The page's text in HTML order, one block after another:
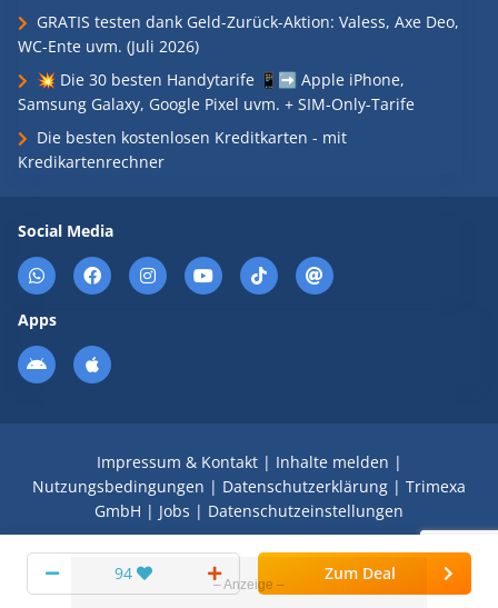
94 Zum Deal
GRATIS testen dank Geld-Zurück-Aktion: Valess, Axe Deo,
WC-Ente uvm. (Juli 2026)
💥 Die 30 besten Handytarife 📱➡️ Apple iPhone,
Samsung Galaxy, Google Pixel uvm. + SIM-Only-Tarife
Die besten kostenlosen Kreditkarten - mit
Kredikartenrechner
Social Media
Apps
Impressum & Kontakt| Inhalte melden |
Nutzungsbedingungen | Datenschutzerklärung | Trimexa
GmbH | Jobs | Datenschutzeinstellungen
© 2008 - 2026 Schnäppchen Blog mit Doktortitel -
DealDoktor.de